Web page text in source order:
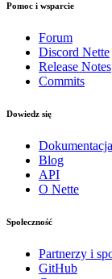
Pomoc i wsparcie
Forum
Discord Nette
Release Notes
Commits
Dowiedz się
Dokumentacja
Blog
API
O Nette
Społeczność
Partnerzy i
GitHub